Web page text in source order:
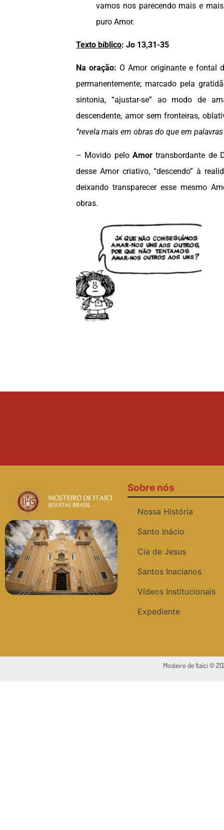
vamos nos parecendo mais e
puro Amor.
Texto bíblico: Jo 13,31-35
Na oração: O Amor originante e fontal
permanentemente; marcado pela
sintonia, “ajustar-se” ao modo de
descendente, amor sem fronteiras,
“revela mais em obras do que em
– Movido peloAmor transbordante de
desse Amor criativo, “descendo” à
deixando transparecer esse mesmo
obras.
Sobre nós
Nossa História
Santo Inácio
Cia de Jesus
Santos Inacianos
Vídeos Institucionais
Expediente
Mosteiro de Itaici ©